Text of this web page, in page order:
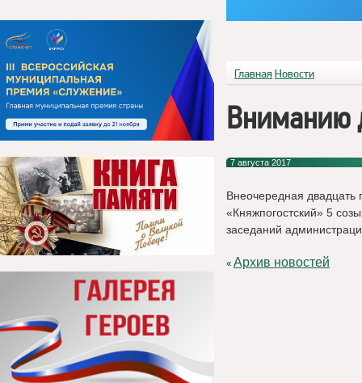
Главная Новости
Вниманию
7 августа 2017
Внеочередная двадцать
«Княжпогостский» 5
заседаний
«Архив новостей